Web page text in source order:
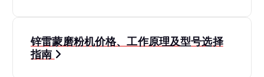
导
航
锌雷蒙磨粉机价格、工作原理及型号选择
指南